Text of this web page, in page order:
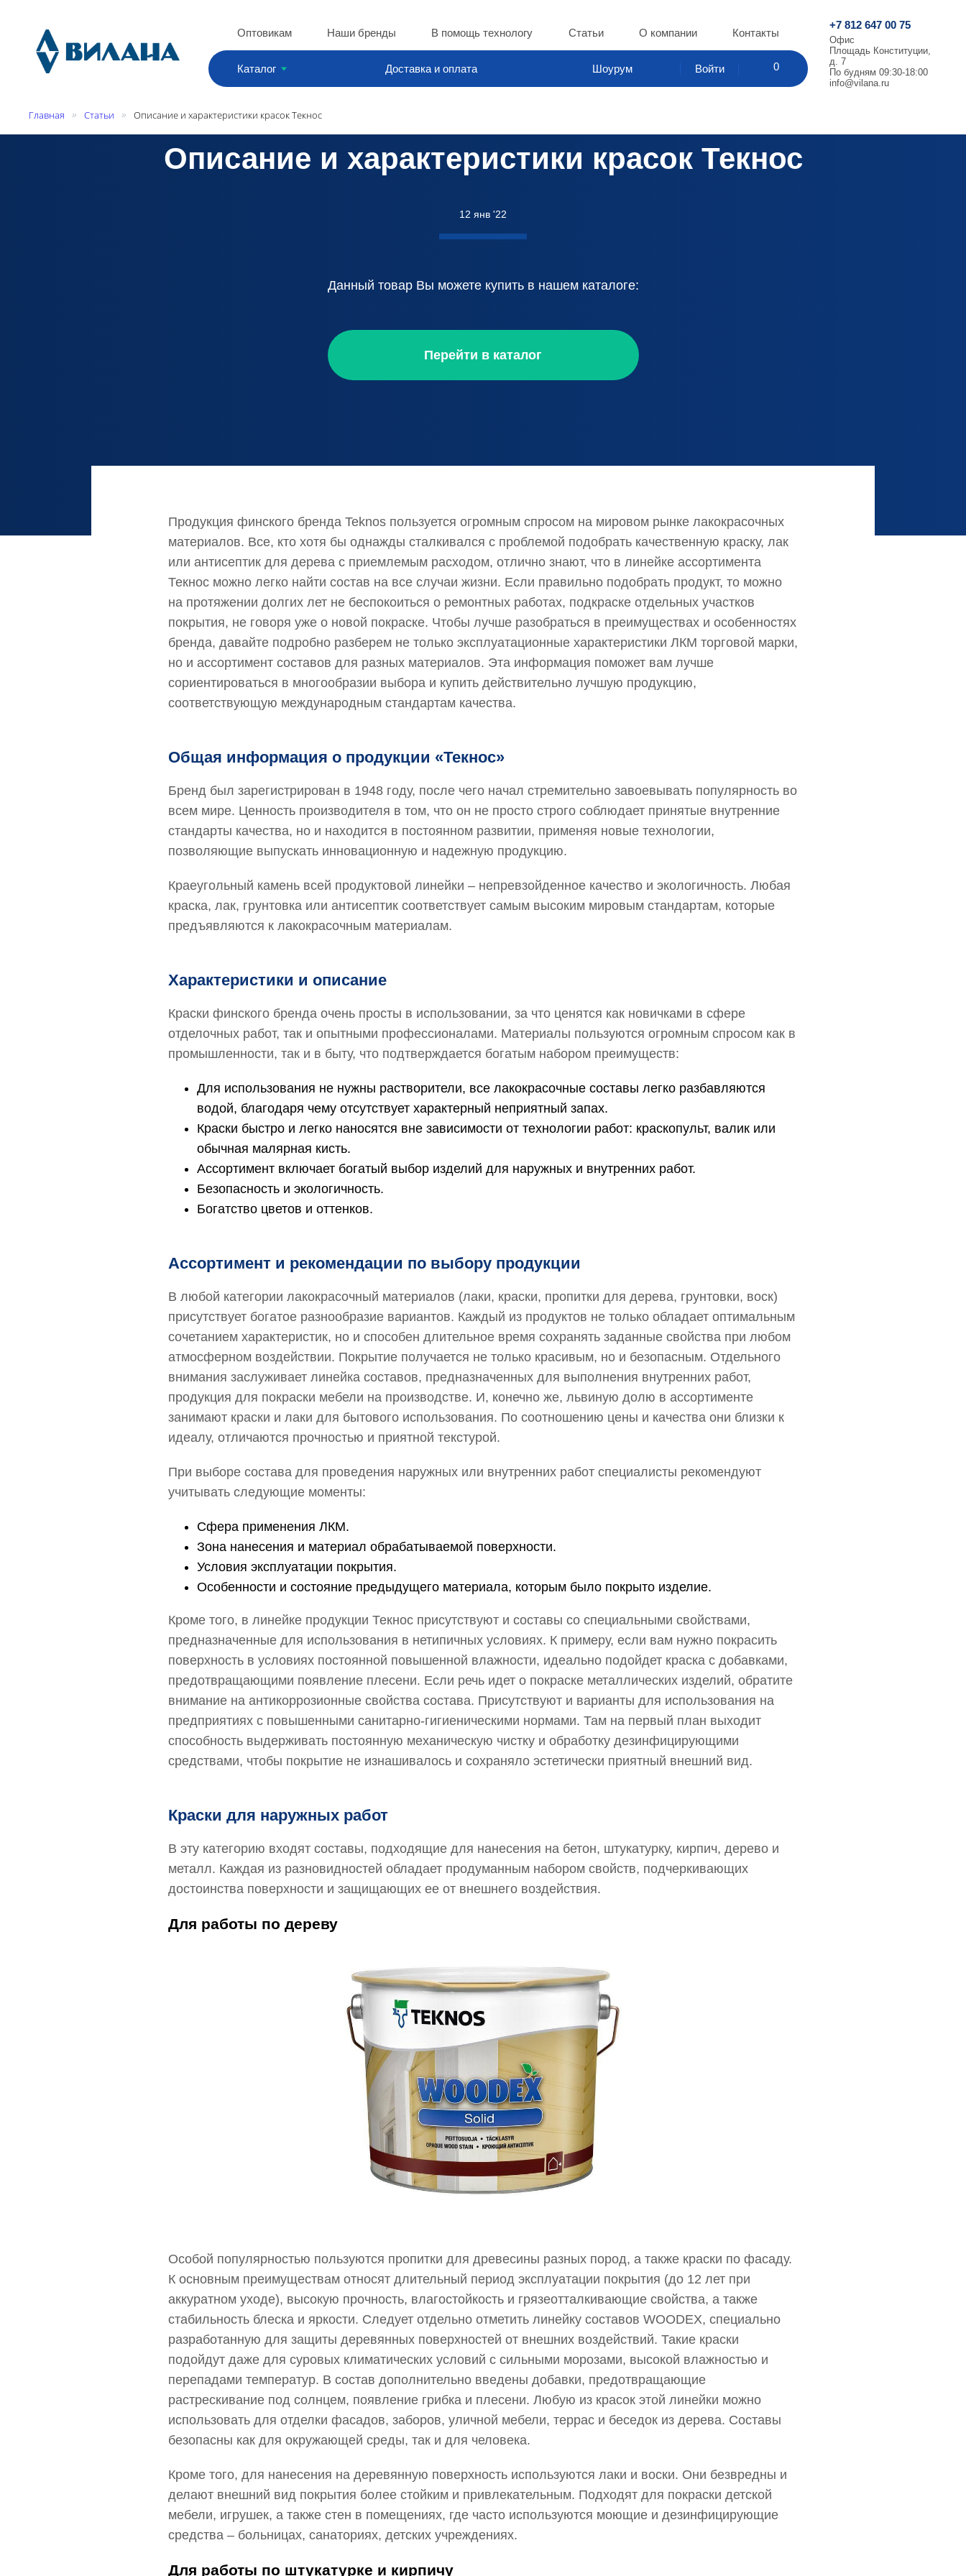
Оптовикам Наши бренды В помощь технологу Статьи О компании Контакты
Каталог Доставка и оплата Шоурум Войти Корзина
0шт.
+7 812 647 00 75
Офис
Площадь Конституции,
д. 7
По будням 09:30-18:00
info@vilana.ru
Главная » Статьи » Описание и характеристики красок Текнос
Описание и характеристики красок Текнос
12 янв '22
Данный товар Вы можете купить в нашем каталоге:
Перейти в каталог
Продукция финского бренда Teknos пользуется огромным спросом на мировом рынке лакокрасочных
материалов. Все, кто хотя бы однажды сталкивался с проблемой подобрать качественную краску, лак
или антисептик для дерева с приемлемым расходом, отлично знают, что в линейке ассортимента
Текнос можно легко найти состав на все случаи жизни. Если правильно подобрать продукт, то можно
на протяжении долгих лет не беспокоиться о ремонтных работах, подкраске отдельных участков
покрытия, не говоря уже о новой покраске. Чтобы лучше разобраться в преимуществах и особенностях
бренда, давайте подробно разберем не только эксплуатационные характеристики ЛКМ торговой марки,
но и ассортимент составов для разных материалов. Эта информация поможет вам лучше
сориентироваться в многообразии выбора и купить действительно лучшую продукцию,
соответствующую международным стандартам качества.
Общая информация о продукции «Текнос»
Бренд был зарегистрирован в 1948 году, после чего начал стремительно завоевывать популярность во
всем мире. Ценность производителя в том, что он не просто строго соблюдает принятые внутренние
стандарты качества, но и находится в постоянном развитии, применяя новые технологии,
позволяющие выпускать инновационную и надежную продукцию.
Краеугольный камень всей продуктовой линейки – непревзойденное качество и экологичность. Любая
краска, лак, грунтовка или антисептик соответствует самым высоким мировым стандартам, которые
предъявляются к лакокрасочным материалам.
Характеристики и описание
Краски финского бренда очень просты в использовании, за что ценятся как новичками в сфере
отделочных работ, так и опытными профессионалами. Материалы пользуются огромным спросом как в
промышленности, так и в быту, что подтверждается богатым набором преимуществ:
Для использования не нужны растворители, все лакокрасочные составы легко разбавляются
водой, благодаря чему отсутствует характерный неприятный запах.
Краски быстро и легко наносятся вне зависимости от технологии работ: краскопульт, валик или
обычная малярная кисть.
Ассортимент включает богатый выбор изделий для наружных и внутренних работ.
Безопасность и экологичность.
Богатство цветов и оттенков.
Ассортимент и рекомендации по выбору продукции
В любой категории лакокрасочный материалов (лаки, краски, пропитки для дерева, грунтовки, воск)
присутствует богатое разнообразие вариантов. Каждый из продуктов не только обладает оптимальным
сочетанием характеристик, но и способен длительное время сохранять заданные свойства при любом
атмосферном воздействии. Покрытие получается не только красивым, но и безопасным. Отдельного
внимания заслуживает линейка составов, предназначенных для выполнения внутренних работ,
продукция для покраски мебели на производстве. И, конечно же, львиную долю в ассортименте
занимают краски и лаки для бытового использования. По соотношению цены и качества они близки к
идеалу, отличаются прочностью и приятной текстурой.
При выборе состава для проведения наружных или внутренних работ специалисты рекомендуют
учитывать следующие моменты:
Сфера применения ЛКМ.
Зона нанесения и материал обрабатываемой поверхности.
Условия эксплуатации покрытия.
Особенности и состояние предыдущего материала, которым было покрыто изделие.
Кроме того, в линейке продукции Текнос присутствуют и составы со специальными свойствами,
предназначенные для использования в нетипичных условиях. К примеру, если вам нужно покрасить
поверхность в условиях постоянной повышенной влажности, идеально подойдет краска с добавками,
предотвращающими появление плесени. Если речь идет о покраске металлических изделий, обратите
внимание на антикоррозионные свойства состава. Присутствуют и варианты для использования на
предприятиях с повышенными санитарно-гигиеническими нормами. Там на первый план выходит
способность выдерживать постоянную механическую чистку и обработку дезинфицирующими
средствами, чтобы покрытие не изнашивалось и сохраняло эстетически приятный внешний вид.
Краски для наружных работ
В эту категорию входят составы, подходящие для нанесения на бетон, штукатурку, кирпич, дерево и
металл. Каждая из разновидностей обладает продуманным набором свойств, подчеркивающих
достоинства поверхности и защищающих ее от внешнего воздействия.
Для работы по дереву
Особой популярностью пользуются пропитки для древесины разных пород, а также краски по фасаду.
К основным преимуществам относят длительный период эксплуатации покрытия (до 12 лет при
аккуратном уходе), высокую прочность, влагостойкость и грязеотталкивающие свойства, а также
стабильность блеска и яркости. Следует отдельно отметить линейку составов WOODEX, специально
разработанную для защиты деревянных поверхностей от внешних воздействий. Такие краски
подойдут даже для суровых климатических условий с сильными морозами, высокой влажностью и
перепадами температур. В состав дополнительно введены добавки, предотвращающие
растрескивание под солнцем, появление грибка и плесени. Любую из красок этой линейки можно
использовать для отделки фасадов, заборов, уличной мебели, террас и беседок из дерева. Составы
безопасны как для окружающей среды, так и для человека.
Кроме того, для нанесения на деревянную поверхность используются лаки и воски. Они безвредны и
делают внешний вид покрытия более стойким и привлекательным. Подходят для покраски детской
мебели, игрушек, а также стен в помещениях, где часто используются моющие и дезинфицирующие
средства – больницах, санаториях, детских учреждениях.
Для работы по штукатурке и кирпичу